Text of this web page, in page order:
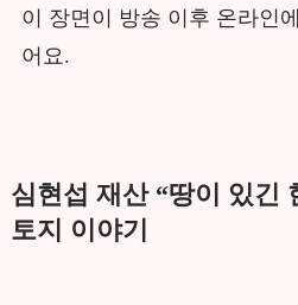
이 장면이 방송 이후 온라인
어요.
심현섭 재산 “땅이 있긴
토지 이야기